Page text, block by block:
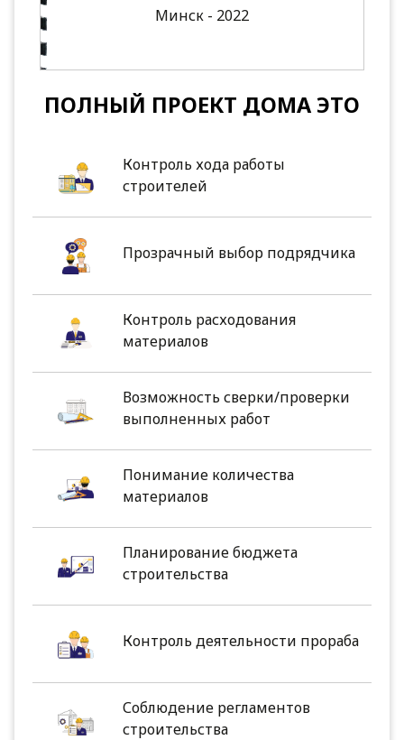
Минск - 2022
ПОЛНЫЙ ПРОЕКТ ДОМА ЭТО
Контроль хода работы
строителей
Прозрачный выбор подрядчика
Контроль расходования
материалов
Возможность сверки/проверки
выполненных работ
Понимание количества
материалов
Планирование бюджета
строительства
Контроль деятельности прораба
Соблюдение регламентов
строительства